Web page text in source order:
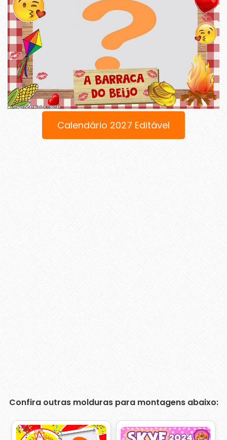
Calendário 2027 Editável
Confira outras molduras para montagens abaixo: